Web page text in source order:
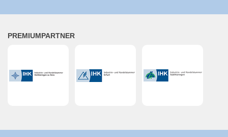
PRE­MI­UM­PART­NER